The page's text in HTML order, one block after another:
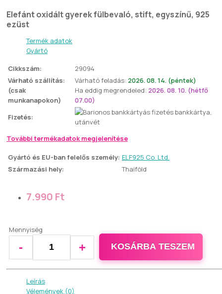
Elefánt oxidált gyerek fülbevaló, stift, egyszínű, 925
ezüst
Termék adatok
Gyártó
Cikkszám:
29094
Várható szállítás:
(csak
munkanapokon)
Várható feladás: 2026. 08. 14. (péntek)
Ha eddig megrendeled: 2026. 08. 10. (hétfő
07.00)
Fizetés:
bankkártya,
utánvét
További termékadatok megjelenítése
Gyártó és EU-ban felelős személy: ELF925 Co. Ltd.
Származási hely:
Thaiföld
7.990 Ft
Mennyiség
- + KOSÁRBA TESZEM
Leírás
Vélemények (0)